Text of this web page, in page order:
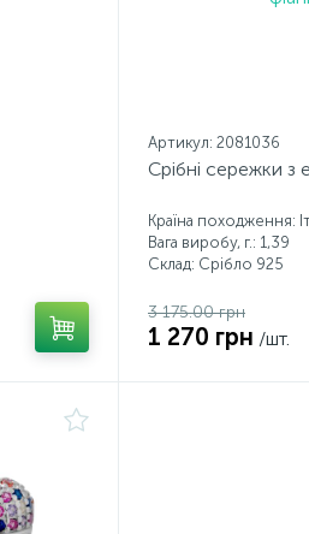
Артикул: 2081036
Срібні сережки з
Країна походження:
Вага виробу, г.: 1,39
Склад: Срібло 925
3 175.00 грн
1 270 грн /шт.